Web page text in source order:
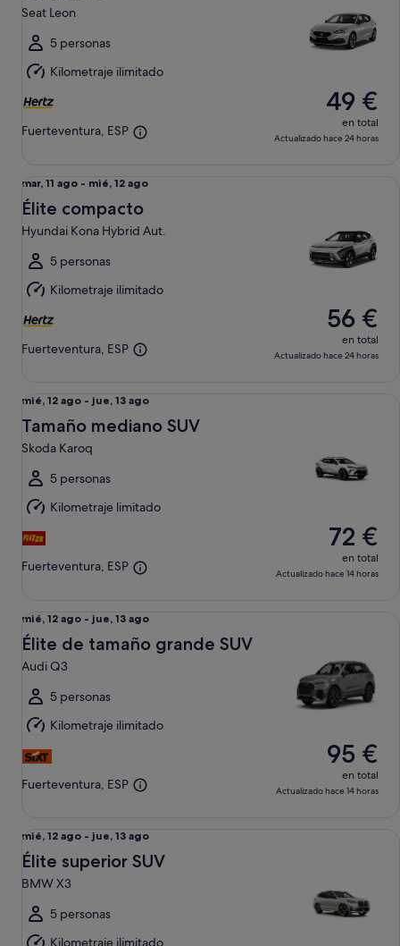
11
ago
al
mié,
12
ago
Seat Leon
5 personas
Kilometraje ilimitado
Fuerteventura, ESP
49 €
en total
Actualizado hace 24 horas
Del
mar,
11
ago
al
mié,
12
ago
mar, 11 ago - mié, 12 ago
Élite compacto
Hyundai Kona Hybrid Aut.
5 personas
Kilometraje ilimitado
Fuerteventura, ESP
56 €
en total
Actualizado hace 24 horas
Del
mié,
12
ago
al
jue,
13
ago
mié, 12 ago - jue, 13 ago
Tamaño mediano SUV
Skoda Karoq
5 personas
Kilometraje limitado
Fuerteventura, ESP
72 €
en total
Actualizado hace 14 horas
Del
mié,
12
ago
al
jue,
13
ago
mié, 12 ago - jue, 13 ago
Élite de tamaño grande SUV
Audi Q3
5 personas
Kilometraje ilimitado
Fuerteventura, ESP
95 €
en total
Actualizado hace 14 horas
Del
mié,
12
ago
al
jue,
mié, 12 ago - jue, 13 ago
Élite superior SUV
BMW X3
5 personas